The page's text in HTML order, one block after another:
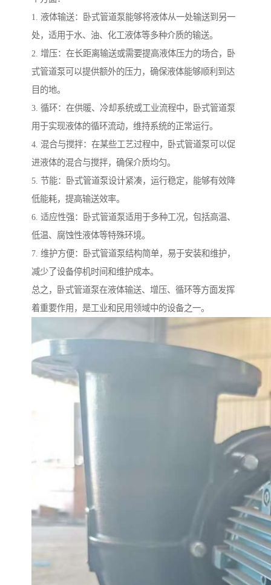
1. 液体输送：卧式管道泵能够将液体从一处输送到另一
处，适用于水、油、化工液体等多种介质的输送。
2. 增压：在长距离输送或需要提高液体压力的场合，卧
式管道泵可以提供额外的压力，确保液体能够顺利到达
目的地。
3. 循环：在供暖、冷却系统或工业流程中，卧式管道泵
用于实现液体的循环流动，维持系统的正常运行。
4. 混合与搅拌：在某些工艺过程中，卧式管道泵可以促
进液体的混合与搅拌，确保介质均匀。
5. 节能：卧式管道泵设计紧凑，运行稳定，能够有效降
低能耗，提高输送效率。
6. 适应性强：卧式管道泵适用于多种工况，包括高温、
低温、腐蚀性液体等特殊环境。
7. 维护方便：卧式管道泵结构简单，易于安装和维护，
减少了设备停机时间和维护成本。
总之，卧式管道泵在液体输送、增压、循环等方面发挥
着重要作用，是工业和民用领域中的设备之一。